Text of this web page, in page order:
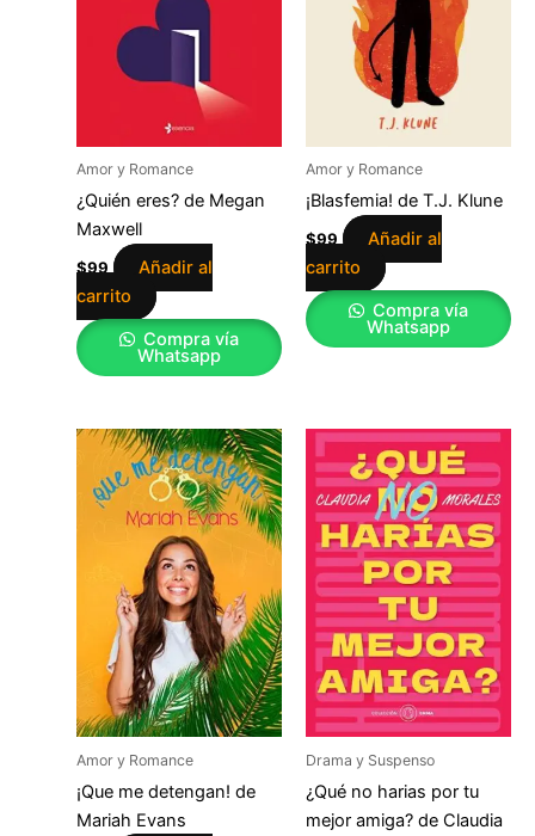
Amor y Romance
¿Quién eres? de Megan
Maxwell
$99
Añadir al
carrito
Compra vía
Whatsapp
Amor y Romance
¡Blasfemia! de T.J. Klune
$99
Añadir al
carrito
Compra vía
Whatsapp
Amor y Romance
¡Que me detengan! de
Mariah Evans
Drama y Suspenso
¿Qué no harias por tu
mejor amiga? de Claudia